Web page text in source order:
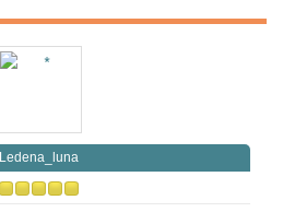
Ledena_luna